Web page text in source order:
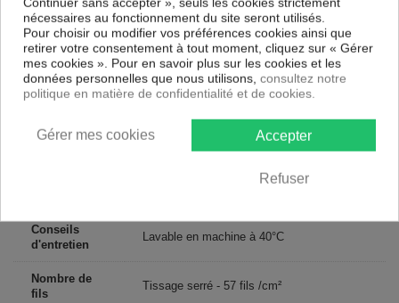
Tissage serré - 57 fils /cm²
Contenu
1 drap plat 240x300 cm 1 drap housse 160x200 cm + 2 taies d'oreiller
65x65 cm 100% Coton 57 fils
Conseils
d'entretien
Lavable en machine à 40°C
Nombre de
fils
Tissage serré - 57 fils /cm²
nécessaires au fonctionnement du site seront utilisés.
Pour choisir ou modifier vos préférences cookies ainsi que
retirer votre consentement à tout moment, cliquez sur « Gérer
mes cookies ». Pour en savoir plus sur les cookies et les
données personnelles que nous utilisons, consultez notre
politique en matière de confidentialité et de cookies.
Accepter
Refuser
Gérer mes cookies